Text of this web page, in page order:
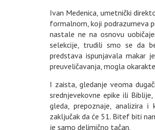
Ivan Medenica, umetnički
formalnom, koji podrazumeva
nastale ne na osnovu
selekcije, trudili smo se da
predstava ispunjavala makar
preuveličavanja, mogla
I zaista, gledanje veoma
srednjevekovne epike ili
gleda, prepoznaje, analizira i
zaključak da će 51. Bitef biti
je samo delimično tačan.